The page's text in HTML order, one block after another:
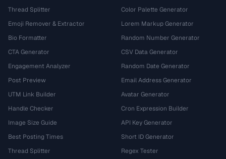
Thread Splitter
Emoji Remover & Extractor
Bio Formatter
CTA Generator
Engagement Analyzer
Post Preview
UTM Link Builder
Handle Checker
Image Size Guide
Best Posting Times
Thread Splitter
Color Palette Generator
Lorem Markup Generator
Random Number Generator
CSV Data Generator
Random Date Generator
Email Address Generator
Avatar Generator
Cron Expression Builder
API Key Generator
Short ID Generator
Regex Tester